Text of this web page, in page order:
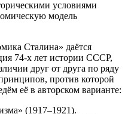
условиями
модель
Сталина» даётся
74-х лет истории СССР,
друг от друга по ряду
против которой
её в авторском варианте:
(1917–1921).